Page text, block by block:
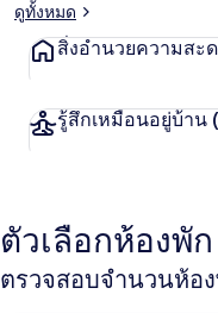
ดูทั้งหมด
สิ่งอำนวยความสะ
รู้สึกเหมือนอยู่บ้าน
ตัวเลือกห้องพัก
ตรวจสอบจำนวนห้อ